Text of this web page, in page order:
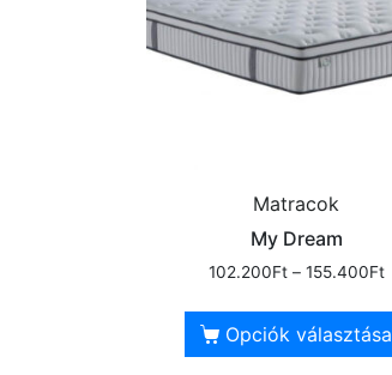
Matracok
My Dream
102.200Ft– 155.400Ft
Opciók választása